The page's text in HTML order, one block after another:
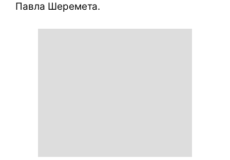
Павла Шеремета.